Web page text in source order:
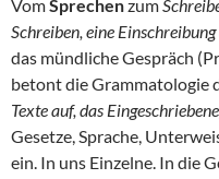
VomSprechenzum
Schreiben, eine
das mündliche Gespräch
betont die Grammatologie
Texte auf, das
Gesetze, Sprache,
ein. In uns Einzelne. In die